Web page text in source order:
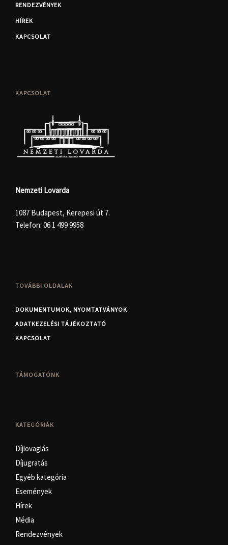
RENDEZVÉNYEK
HÍREK
KAPCSOLAT
KAPCSOLAT
Nemzeti Lovarda
1087 Budapest, Kerepesi út 7.
Telefon: 06 1 499 9958
TOVÁBBI OLDALAK
DOKUMENTUMOK, NYOMTATVÁNYOK
ADATKEZELÉSI TÁJÉKOZTATÓ
KAPCSOLAT
TÁMOGATÓNK
KATEGÓRIÁK
Díjlovaglás
Díjugratás
Egyéb kategória
Események
Hírek
Média
Rendezvények